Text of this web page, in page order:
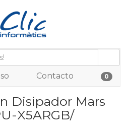
Contacto 0
Disipador Mars
X5ARGB/